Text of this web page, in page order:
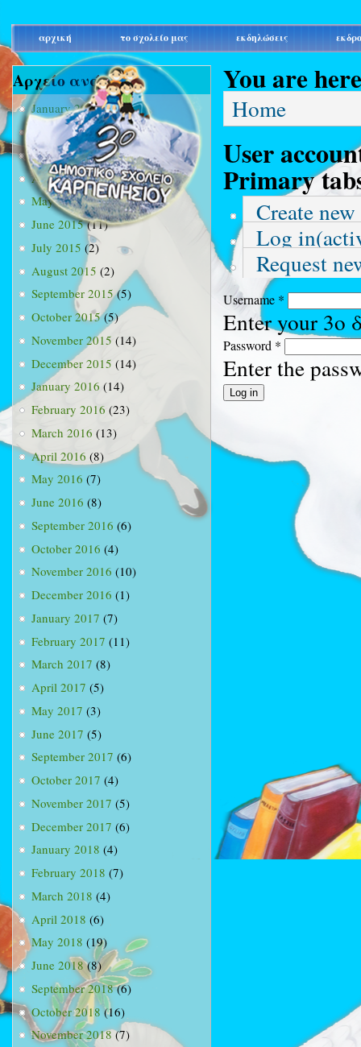
main_menu
αρχική το σχολείο μας εκδηλώσεις
Αρχείο ανά μήνα
January 2015(3)
February 2015(9)
March 2015(34)
April 2015(15)
May 2015(13)
June 2015(11)
July 2015 (2)
August 2015 (2)
September 2015(5)
October 2015(5)
November 2015 (14)
December 2015 (14)
January 2016 (14)
February 2016 (23)
March 2016 (13)
April 2016 (8)
May 2016 (7)
June 2016 (8)
September 2016 (6)
October 2016 (4)
November 2016 (10)
December 2016 (1)
January 2017 (7)
February 2017 (11)
March 2017 (8)
April 2017 (5)
May 2017 (3)
June 2017 (5)
September 2017 (6)
October 2017 (4)
November 2017 (5)
December 2017 (6)
January 2018 (4)
February 2018 (7)
March 2018 (4)
April 2018 (6)
May 2018 (19)
June 2018(8)
September 2018(6)
October 2018(16)
November 2018(7)
You are here
Home
User
Primary
Create
Log in
Request
Username *
Enter your 3ο
Password *
Enter the